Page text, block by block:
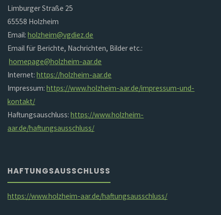
Limburger Straße 25
65558 Holzheim
Email:holzheim@vgdiez.de
Email für Berichte, Nachrichten, Bilder etc.:
homepage@holzheim-aar.de
Internet:https://holzheim-aar.de
Impressum:https://www.holzheim-aar.de/impressum-und-
kontakt/
Haftungsauschluss:https://www.holzheim-
aar.de/haftungsausschluss/
HAFTUNGSAUSSCHLUSS
https://www.holzheim-aar.de/haftungsausschluss/